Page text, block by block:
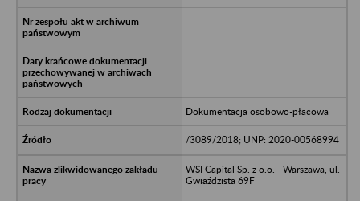
Dokumentacja osobowo-płacowa
/3089/2018; UNP: 2020-00568994
WSI Capital Sp. z o.o. - Warszawa, ul.
Gwiaździsta 69F